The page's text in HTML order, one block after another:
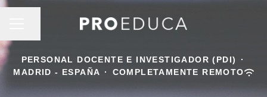
MENÚ DE EMPLEO
Compartir página
PERSONAL DOCENTE E INVESTIGADOR (PDI)
·
MADRID - ESPAÑA · COMPLETAMENTE REMOTO